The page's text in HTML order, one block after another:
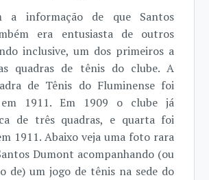
a informação de que Santos
era entusiasta de outros
inclusive, um dos primeiros a
quadras de tênis do clube. A
de Tênis do Fluminense foi
em 1911. Em 1909 o clube já
de três quadras, e quarta foi
1911. Abaixo veja uma foto rara
Dumont acompanhando (ou
de) um jogo de tênis na sede do